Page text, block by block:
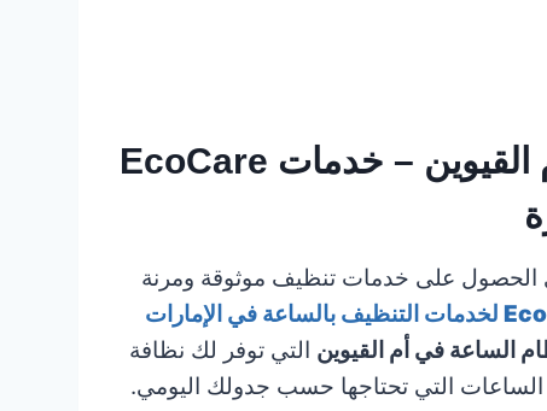
عاملات نظافة بنظام الساعة في أم القيوين – خدمات EcoCare
الحصول على خدمات تنظيف موثوقة ومرنة
لخدمات التنظيف بالساعة في الإمارات
الساعة في أم القيوين التي توفر لك نظافة
الساعات التي تحتاجها حسب جدولك اليومي.